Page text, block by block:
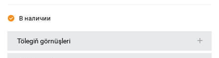
В наличии
Tölegiň görnüşleri